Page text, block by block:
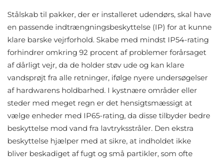
Stålskab til pakker, der er installeret udendørs, skal have
en passende indtrængningsbeskyttelse (IP) for at kunne
klare barske vejrforhold. Skabe med mindst IP54-rating
forhindrer omkring 92 procent af problemer forårsaget
af dårligt vejr, da de holder støv ude og kan klare
vandsprøjt fra alle retninger, ifølge nyere undersøgelser
af hardwarens holdbarhed. I kystnære områder eller
steder med meget regn er det hensigtsmæssigt at
vælge enheder med IP65-rating, da disse tilbyder bedre
beskyttelse mod vand fra lavtryksstråler. Den ekstra
beskyttelse hjælper med at sikre, at indholdet ikke
bliver beskadiget af fugt og små partikler, som ofte